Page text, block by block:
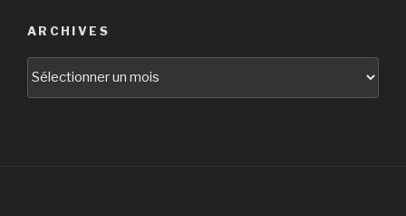
ARCHIVES